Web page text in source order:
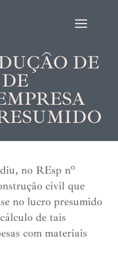
DE
no REsp nº
civil que
no lucro presumido
de tais
com materiais